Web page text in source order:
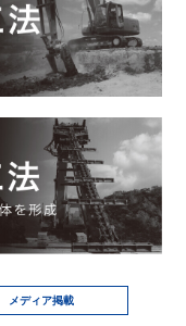
メディア掲載